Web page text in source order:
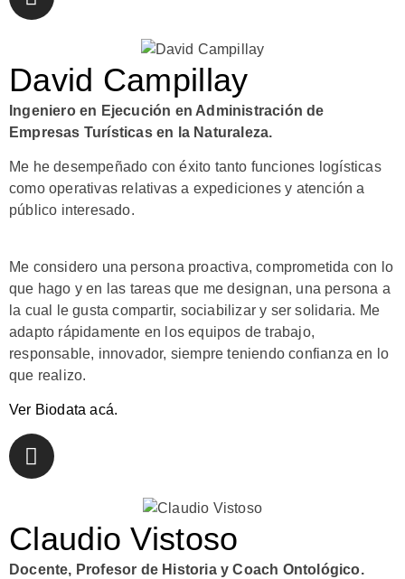
David Campillay
Ingeniero en Ejecución en Administración de
Empresas Turísticas en la Naturaleza.
Me he desempeñado con éxito tanto funciones logísticas
como operativas relativas a expediciones y atención a
público interesado.
Me considero una persona proactiva, comprometida con lo
que hago y en las tareas que me designan, una persona a
la cual le gusta compartir, sociabilizar y ser solidaria. Me
adapto rápidamente en los equipos de trabajo,
responsable, innovador, siempre teniendo confianza en lo
que realizo.
Ver Biodata acá.
Claudio Vistoso
Docente, Profesor de Historia y Coach Ontológico.